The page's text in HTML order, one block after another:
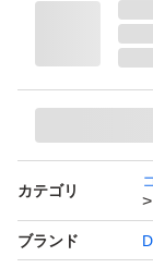
カテゴリ
ブランド